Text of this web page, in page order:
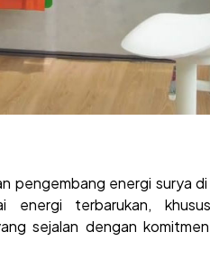
pengembang energi surya
terbarukan,
sejalan dengan